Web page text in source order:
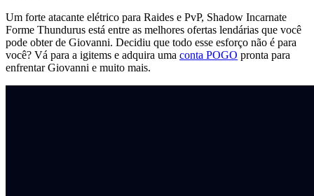
Um forte atacante elétrico para Raides e PvP, Shadow Incarnate
Forme Thundurus está entre as melhores ofertas lendárias que você
pode obter de Giovanni. Decidiu que todo esse esforço não é para
você? Vá para a igitems e adquira uma conta POGO pronta para
enfrentar Giovanni e muito mais.